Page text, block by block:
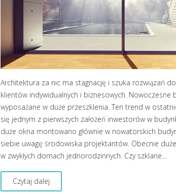
Architektura za nic ma stagnację i szuka rozwiązań
klientów indywidualnych i biznesowych. Nowoczesne
wyposażane w duże przeszklenia. Ten trend w
się jednym z pierwszych założeń inwestorów w
duże okna montowano głównie w nowatorskich
siebie uwagę środowiska projektantów. Obecnie
w zwykłych domach jednorodzinnych. Czy szklane…
Czytaj dalej